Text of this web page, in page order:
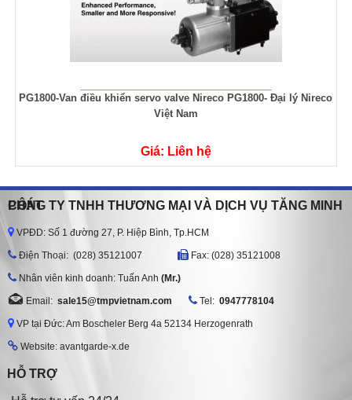
Bộ điều khiển PacDrive Controller C400/10/1/1/1/00 Elau
schneider
Giá: Liên hệ
CÔNG TY TNHH THƯƠNG MẠI VÀ DỊCH VỤ TĂNG MINH PHÁT
VPĐD: Số 1 đường 27, P. Hiệp Bình, Tp.HCM
Ðiện Thoại: (028) 35121007 Fax: (028) 35121008
Nhân viên kinh doanh: Tuấn Anh (Mr.)
Email: sale15@tmpvietnam.com Tel: 0947778104
VP tại Đức: Am Boscheler Berg 4a 52134 Herzogenrath
Website: avantgarde-x.de
HỖ TRỢ